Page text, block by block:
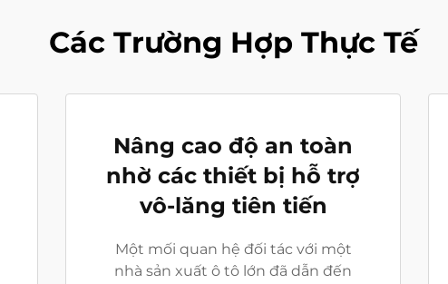
Các Trường Hợp Thực Tế
Nâng cao độ an toàn
nhờ các thiết bị hỗ trợ
vô-lăng tiên tiến
Một mối quan hệ đối tác với một
nhà sản xuất ô tô lớn đã dẫn đến